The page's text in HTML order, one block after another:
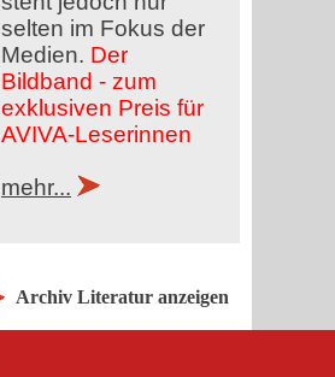
selten im Fokus der
Medien. Der
Bildband - zum
exklusiven Preis für
AVIVA-Leserinnen
mehr...
Archiv Literatur anzeigen